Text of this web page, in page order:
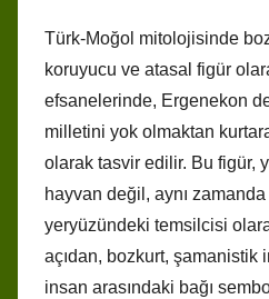
Türk-Moğol mitolojisinde
koruyucu ve atasal figür
efsanelerinde, Ergenekon
milletini yok olmaktan
olarak tasvir edilir. Bu figür,
hayvan değil, aynı
yeryüzündeki temsilcisi
açıdan, bozkurt, şamanistik
insan arasındaki bağı